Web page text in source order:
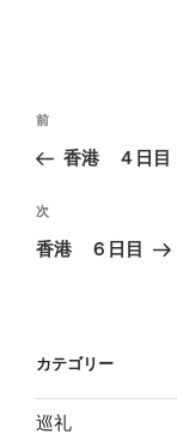
投
ナ
ビ
ゲ
ン
前
の
稿
前
香港 ４日目
次
の
次
香港 ６日目
カテゴリー
巡礼